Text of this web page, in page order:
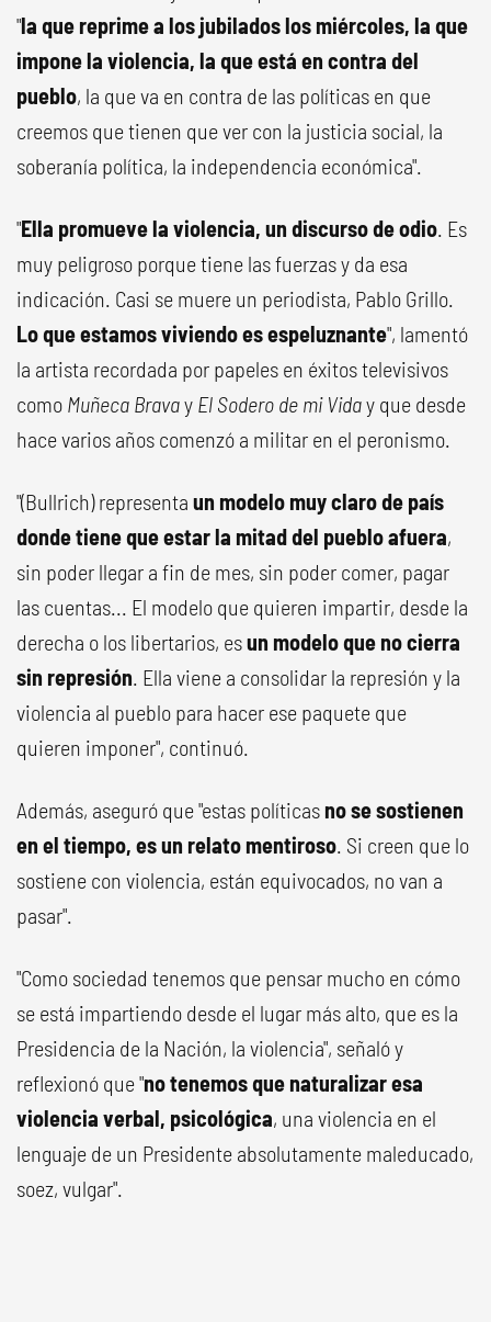
"la que reprime a los jubilados los miércoles, la que
impone la violencia, la que está en contra del
pueblo, la que va en contra de las políticas en que
creemos que tienen que ver con la justicia social, la
soberanía política, la independencia económica".
"Ella promueve la violencia, un discurso de odio. Es
muy peligroso porque tiene las fuerzas y da esa
indicación. Casi se muere un periodista, Pablo Grillo.
Lo que estamos viviendo es espeluznante", lamentó
la artista recordada por papeles en éxitos televisivos
como Muñeca Bravay El Sodero de mi Viday que desde
hace varios años comenzó a militar en el peronismo.
"(Bullrich) representa un modelo muy claro de país
donde tiene que estar la mitad del pueblo afuera,
sin poder llegar a fin de mes, sin poder comer, pagar
las cuentas... El modelo que quieren impartir, desde la
derecha o los libertarios, esun modelo que no cierra
sin represión. Ella viene a consolidar la represión y la
violencia al pueblo para hacer ese paquete que
quieren imponer", continuó.
Además, aseguró que "estas políticas no se sostienen
en el tiempo, es un relato mentiroso. Si creen que lo
sostiene con violencia, están equivocados, no van a
pasar".
"Como sociedad tenemos que pensar mucho en cómo
se está impartiendo desde el lugar más alto, que es la
Presidencia de la Nación, la violencia", señaló y
reflexionó que "no tenemos que naturalizar esa
violencia verbal, psicológica, una violencia en el
lenguaje de un Presidente absolutamente maleducado,
soez, vulgar".